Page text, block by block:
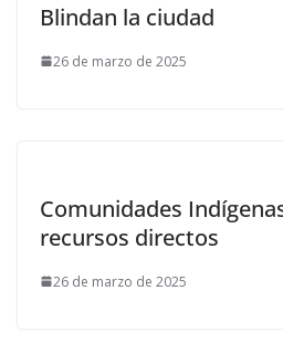
Blindan la ciudad
26 de marzo de 2025
Comunidades
recursos directos
26 de marzo de 2025